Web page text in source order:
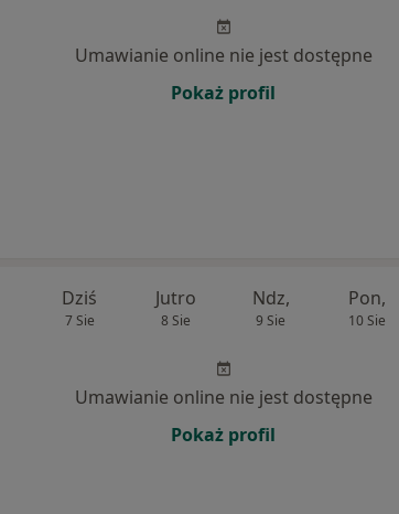
Umawianie online nie jest dostępne
Pokaż profil
Dziś
7 Sie
Jutro
8 Sie
Ndz,
9 Sie
Pon,
10 Sie
Umawianie online nie jest dostępne
Pokaż profil